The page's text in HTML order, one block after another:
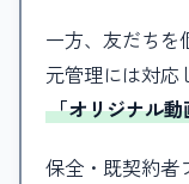
一方、友だちを
元管理には対応
「オリジナル
保全・既契約者